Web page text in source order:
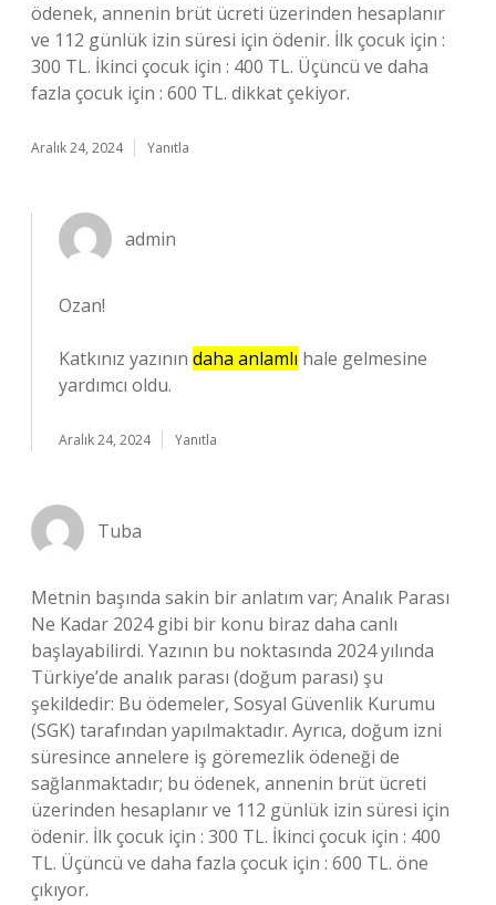
ödenek, annenin brüt ücreti üzerinden hesaplanır
ve 112 günlük izin süresi için ödenir. İlk çocuk için :
300 TL. İkinci çocuk için : 400 TL. Üçüncü ve daha
fazla çocuk için : 600 TL. dikkat çekiyor.
Aralık 24, 2024 Yanıtla
admin
Ozan!
Katkınız yazının daha anlamlı hale gelmesine
yardımcı oldu.
Aralık 24, 2024 Yanıtla
Tuba
Metnin başında sakin bir anlatım var; Analık Parası
Ne Kadar 2024 gibi bir konu biraz daha canlı
başlayabilirdi. Yazının bu noktasında 2024 yılında
Türkiye’de analık parası (doğum parası) şu
şekildedir: Bu ödemeler, Sosyal Güvenlik Kurumu
(SGK) tarafından yapılmaktadır. Ayrıca, doğum izni
süresince annelere iş göremezlik ödeneği de
sağlanmaktadır; bu ödenek, annenin brüt ücreti
üzerinden hesaplanır ve 112 günlük izin süresi için
ödenir. İlk çocuk için : 300 TL. İkinci çocuk için : 400
TL. Üçüncü ve daha fazla çocuk için : 600 TL. öne
çıkıyor.